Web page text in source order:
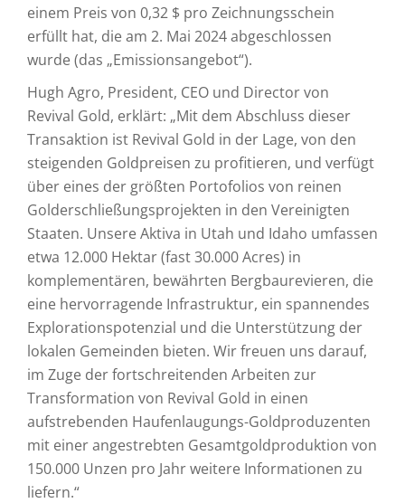
einem Preis von 0,32 $ pro Zeichnungsschein
erfüllt hat, die am 2. Mai 2024 abgeschlossen
wurde (das „Emissionsangebot“).
Hugh Agro, President, CEO und Director von
Revival Gold, erklärt: „Mit dem Abschluss dieser
Transaktion ist Revival Gold in der Lage, von den
steigenden Goldpreisen zu profitieren, und verfügt
über eines der größten Portofolios von reinen
Golderschließungsprojekten in den Vereinigten
Staaten. Unsere Aktiva in Utah und Idaho umfassen
etwa 12.000 Hektar (fast 30.000 Acres) in
komplementären, bewährten Bergbaurevieren, die
eine hervorragende Infrastruktur, ein spannendes
Explorationspotenzial und die Unterstützung der
lokalen Gemeinden bieten. Wir freuen uns darauf,
im Zuge der fortschreitenden Arbeiten zur
Transformation von Revival Gold in einen
aufstrebenden Haufenlaugungs-Goldproduzenten
mit einer angestrebten Gesamtgoldproduktion von
150.000 Unzen pro Jahr weitere Informationen zu
liefern.“